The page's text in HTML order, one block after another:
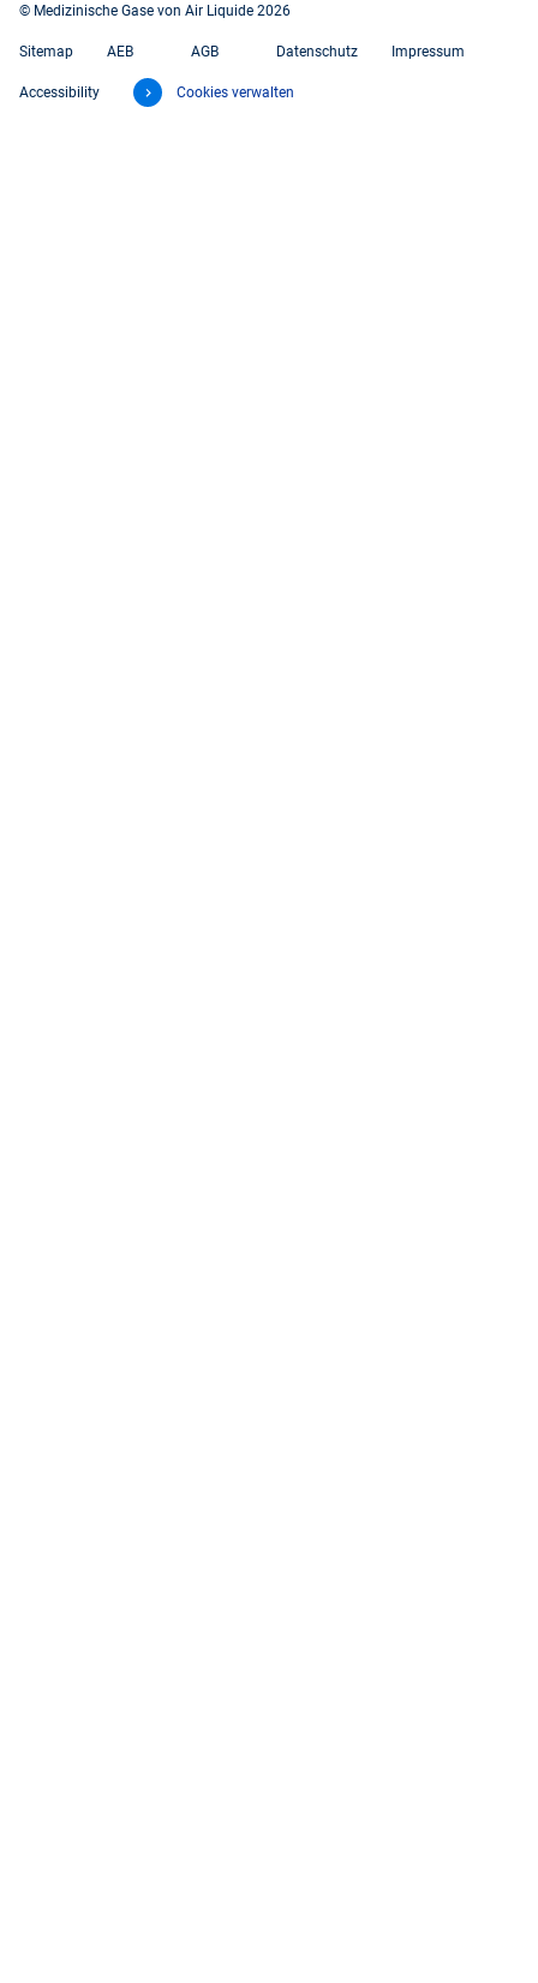
© Medizinische Gase von Air Liquide 2026
Sitemap AEB AGB Datenschutz Impressum
Accessibility Cookies verwalten